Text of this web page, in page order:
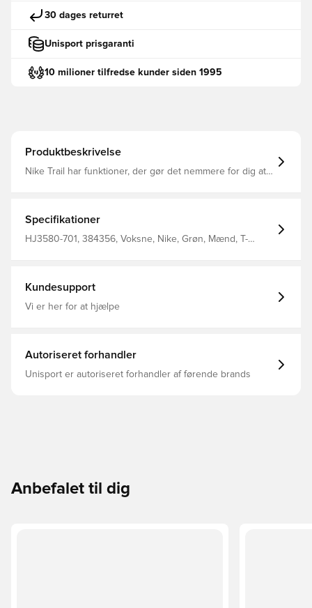
30 dages returret
Unisport prisgaranti
10 milioner tilfredse kunder siden 1995
Produktbeskrivelse
Nike Trail har funktioner, der gør det nemmere for dig at
perforerede paneler, der holder dig tør og afkølet.
Specifikationer
HJ3580-701, 384356, Voksne, Nike, Grøn, Mænd, T-
Kundesupport
Vi er her for at hjælpe
Autoriseret forhandler
Unisport er autoriseret forhandler af førende brands
Anbefalet til dig